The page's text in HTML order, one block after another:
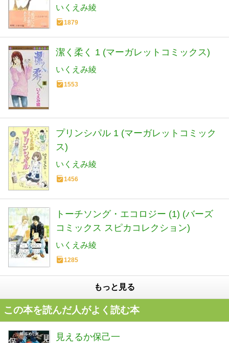
いくえみ綾
1879
潔く柔く 1 (マーガレットコミックス)
いくえみ綾
1553
プリンシパル 1 (マーガレットコミック
ス)
いくえみ綾
1456
トーチソング・エコロジー (1) (バーズ
コミックス スピカコレクション)
いくえみ綾
1285
もっと見る
この本を読んだ人がよく読む本
見えるか保己一